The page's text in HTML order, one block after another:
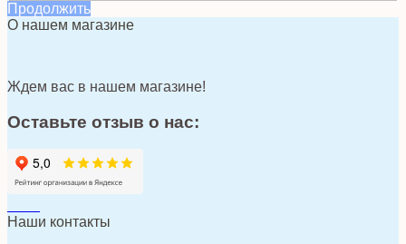
Продолжить
О нашем магазине
Ждем вас в нашем магазине!
Оставьте отзыв о нас:
Наши контакты